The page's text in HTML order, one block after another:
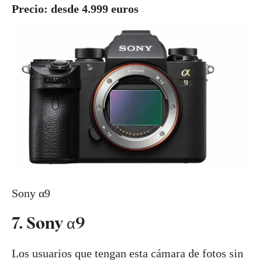
Precio: desde 4.999 euros
Sony α9
7. Sony α9
Los usuarios que tengan esta cámara de fotos sin